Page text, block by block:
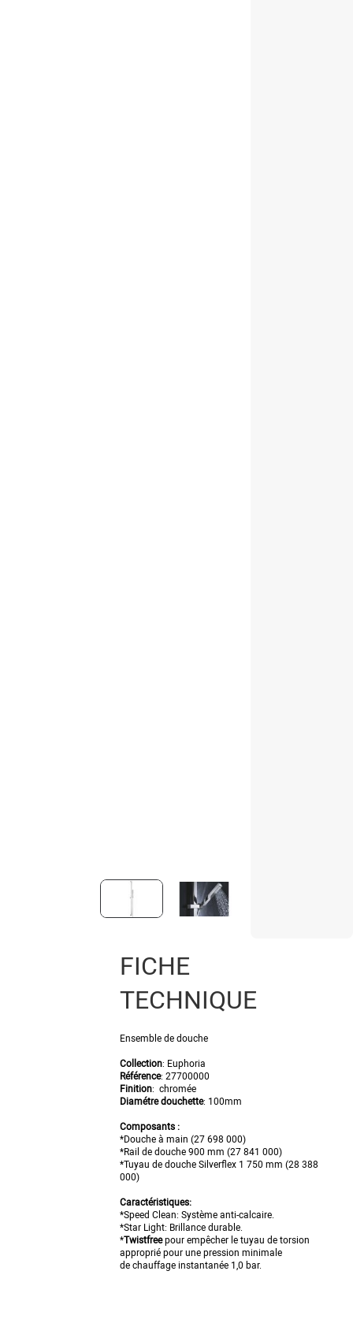
FICHE
TECHNIQUE
Ensemble de douche
Collection: Euphoria
Référence: 27700000
Finition: chromée
Diamétre douchette: 100mm
Composants :
*Douche à main (27 698 000)
*Rail de douche 900 mm (27 841 000)
*Tuyau de douche Silverflex 1 750 mm (28 388
000)
Caractéristiques:
*Speed Clean: Système anti-calcaire.
*Star Light: Brillance durable.
*Twistfreepour empêcher le tuyau de torsion
approprié pour unepression minimale
dechauffage instantanée 1,0 bar.